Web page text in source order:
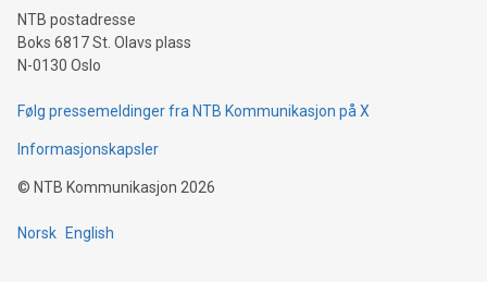
NTB postadresse
Boks 6817 St. Olavs plass
N-0130 Oslo
Følg pressemeldinger fra NTB Kommunikasjon på X
Informasjonskapsler
© NTB Kommunikasjon 2026
Norsk English